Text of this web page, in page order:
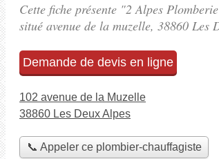
Cette fiche présente "2 Alpes
situé avenue de la muzelle, 38860 Les
Demande de devis en ligne
102 avenue de la Muzelle
38860 Les Deux Alpes
📞 Appeler ce plombier-chauffagiste